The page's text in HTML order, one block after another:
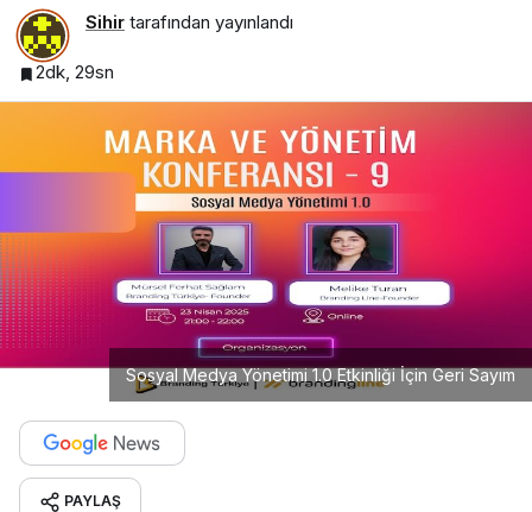
Sihir tarafından yayınlandı
2dk, 29sn
Sosyal Medya Yönetimi 1.0 Etkinliği İçin Geri Sayım
PAYLAŞ